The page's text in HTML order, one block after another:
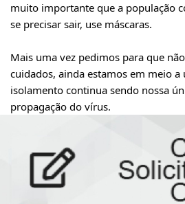
muito importante que a população
se precisar sair, use máscaras.
Mais uma vez pedimos para que
cuidados, ainda estamos em meio
isolamento continua sendo nossa
propagação do vírus.